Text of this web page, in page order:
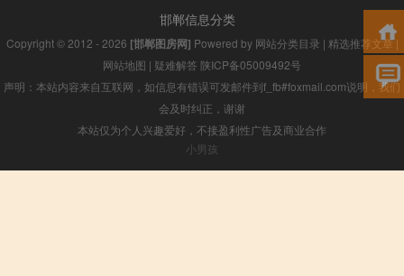
邯郸信息分类
Copyright © 2012 - 2026 [邯郸图房网] Powered by 网站分类目录 | 精选推荐文章|
网站地图 | 疑难解答 陕ICP备05009492号
声明：本站内容来自互联网，如信息有错误可发邮件到f_fb#foxmail.com说明，我们
会及时纠正，谢谢
本站仅为个人兴趣爱好，不接盈利性广告及商业合作
小男孩